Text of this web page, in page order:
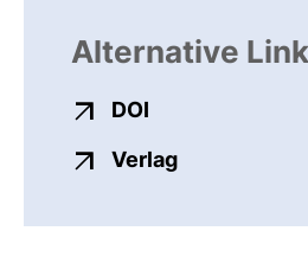
Alternative
DOI
Verlagexterner